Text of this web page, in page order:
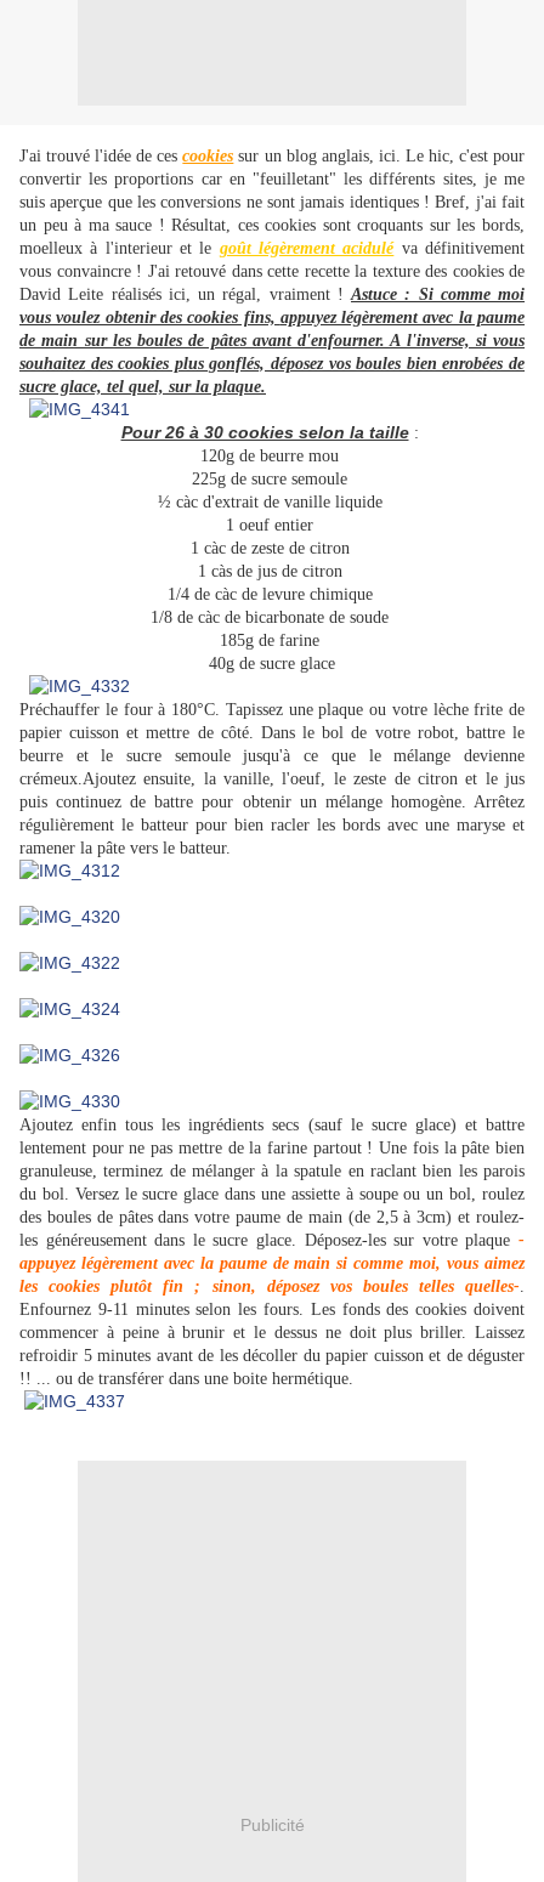
J'ai trouvé l'idée de cescookies sur un blog anglais, ici. Le hic, c'est pour
convertir les proportions car en "feuilletant" les différents sites, je me
suis aperçue que les conversions ne sont jamais identiques ! Bref, j'ai fait
un peu à ma sauce ! Résultat, ces cookies sont croquants sur les bords,
moelleux à l'interieur et le goût légèrement aciduléva définitivement
vous convaincre ! J'ai retouvé dans cette recette la texture des cookies de
David Leite réalisés ici, un régal, vraiment !Astuce : Si comme moi
vous voulez obtenir des cookies fins, appuyez légèrement avec la paume
de main sur les boules de pâtes avant d'enfourner. A l'inverse, si vous
souhaitez des cookies plus gonflés, déposez vos boules bien enrobées de
sucre glace, tel quel, sur la plaque.
Pour 26 à 30 cookies selon la taille:
120g de beurre mou
225g de sucre semoule
½ càc d'extrait de vanille liquide
1 oeuf entier
1 càc de zeste de citron
1 càs de jus de citron
1/4 de càc de levure chimique
1/8 de càc de bicarbonate de soude
185g de farine
40g de sucre glace
Préchauffer le four à 180°C. Tapissez une plaque ou votre lèche frite de
papier cuisson et mettre de côté. Dans le bol de votre robot, battre le
beurre et le sucre semoule jusqu'à ce que le mélange devienne
crémeux.Ajoutez ensuite, la vanille, l'oeuf, le zeste de citron et le jus
puis continuez de battre pour obtenir un mélange homogène. Arrêtez
régulièrement le batteur pour bien racler les bords avec une maryse et
ramener la pâte vers le batteur.
Ajoutez enfin tous les ingrédients secs (sauf le sucre glace) et battre
lentement pour ne pas mettre de la farine partout ! Une fois la pâte bien
granuleuse, terminez de mélanger à la spatule en raclant bien les parois
du bol. Versez le sucre glace dans une assiette à soupe ou un bol, roulez
des boules de pâtes dans votre paume de main (de 2,5 à 3cm) et roulez-
les généreusement dans le sucre glace. Déposez-les sur votre plaque-
appuyez légèrement avec la paume de main si comme moi, vous aimez
les cookies plutôt fin ; sinon, déposez vos boules telles quelles-.
Enfournez 9-11 minutes selon les fours. Les fonds des cookies doivent
commencer à peine à brunir et le dessus ne doit plus briller. Laissez
refroidir 5 minutes avant de les décoller du papier cuisson et de déguster
!! ... ou de transférer dans une boite hermétique.
Publicité